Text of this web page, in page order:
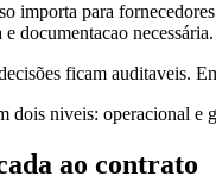
importa para
documentacao
ficam auditaveis.
dois niveis: operacional
ao contrato